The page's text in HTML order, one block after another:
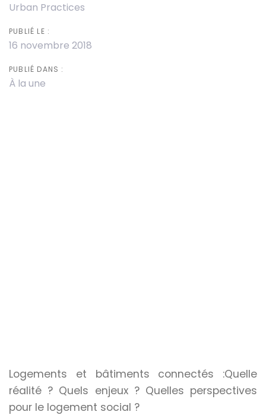
Urban Practices
PUBLIÉ LE :
16 novembre 2018
PUBLIÉ DANS :
À la une
Logements et bâtiments connectés :Quelle
réalité ? Quels enjeux ? Quelles perspectives
pour le logement social ?